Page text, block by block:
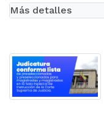
Más detalles